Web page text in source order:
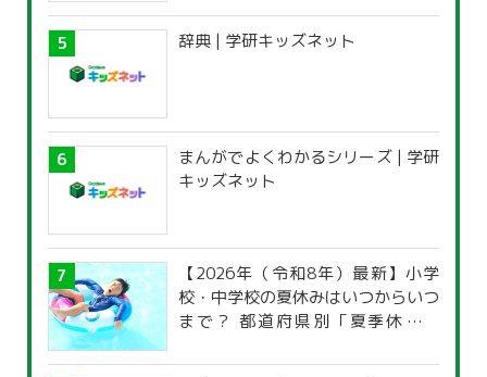
辞典 | 学研キッズネット
まんがでよくわかるシリーズ | 学研
キッズネット
【2026年（令和8年）最新】小学
校・中学校の夏休みはいつからいつ
まで？ 都道府県別「夏季休暇一